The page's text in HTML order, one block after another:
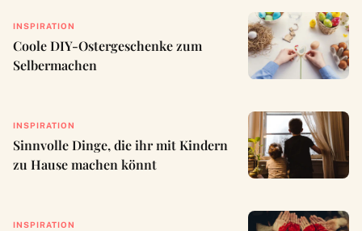
INSPIRATION
Coole DIY-Ostergeschenke zum
Selbermachen
INSPIRATION
Sinnvolle Dinge, die ihr mit Kindern
zu Hause machen könnt
INSPIRATION